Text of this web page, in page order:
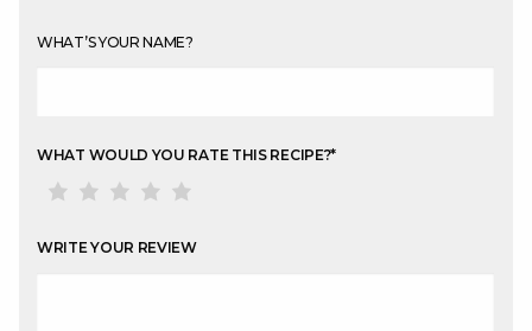
WHAT’S YOUR NAME?
WHAT WOULD YOU RATE THIS RECIPE?*
WRITE YOUR REVIEW